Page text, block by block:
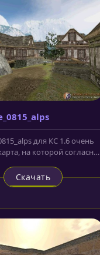
для КС 1.6 очень
на которой согласно
Скачать